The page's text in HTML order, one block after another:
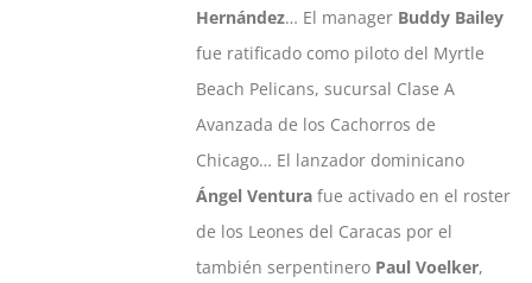
Hernández… El manager Buddy Bailey
fue ratificado como piloto del Myrtle
Beach Pelicans, sucursal Clase A
Avanzada de los Cachorros de
Chicago… El lanzador dominicano
Ángel Ventura fue activado en el roster
de los Leones del Caracas por el
también serpentinero Paul Voelker,